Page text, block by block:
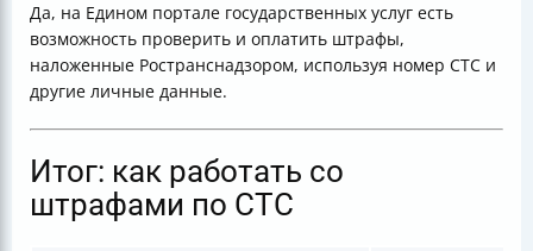
Да, на Едином портале государственных услуг есть
возможность проверить и оплатить штрафы,
наложенные Ространснадзором, используя номер СТС и
другие личные данные.
Итог: как работать со
штрафами по СТС